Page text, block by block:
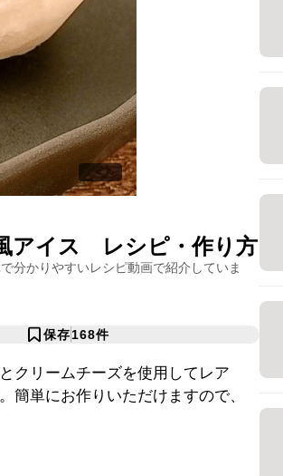
アイス レシピ・作り方
分かりやすいレシピ動画で紹介していま
保存168件
クリームチーズを使用してレア
簡単にお作りいただけますので、